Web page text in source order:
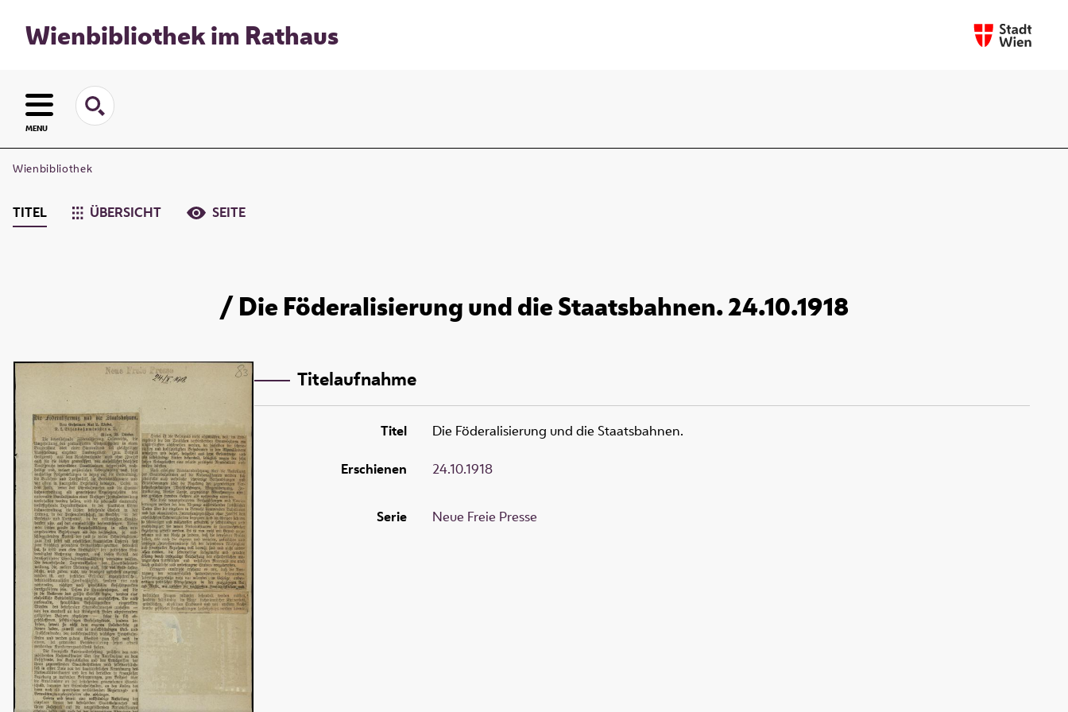
Wienbibliothek im Rathaus
MENU
Wienbibliothek
TITEL ÜBERSICHT SEITE
/ Die Föderalisierung und die Staatsbahnen. 24.10.1918
Titelaufnahme
Titel Die Föderalisierung und die Staatsbahnen.
Erschienen 24.10.1918
Serie Neue Freie Presse